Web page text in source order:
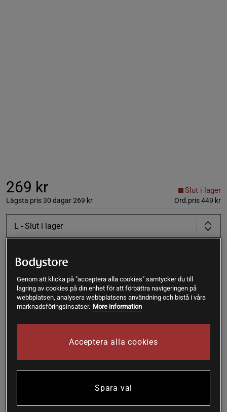
269 kr
Lägsta pris 30 dagar269 kr Ord.pris449 kr
Slut i lager
L - Slut i lager
!
Varan är för tillfället slut i lager. Få en notifikation när
produkten åter finns i lager.
stöd, stil och total rörelsefrihet.
Genom att klicka på "acceptera alla cookies" samtycker du till
lagring av cookies på din enhet för att förbättra navigeringen på
webbplatsen, analysera webbplatsens användning och bistå i våra
marknadsföringsinsatser. More information
Acceptera alla cookies
Spara val